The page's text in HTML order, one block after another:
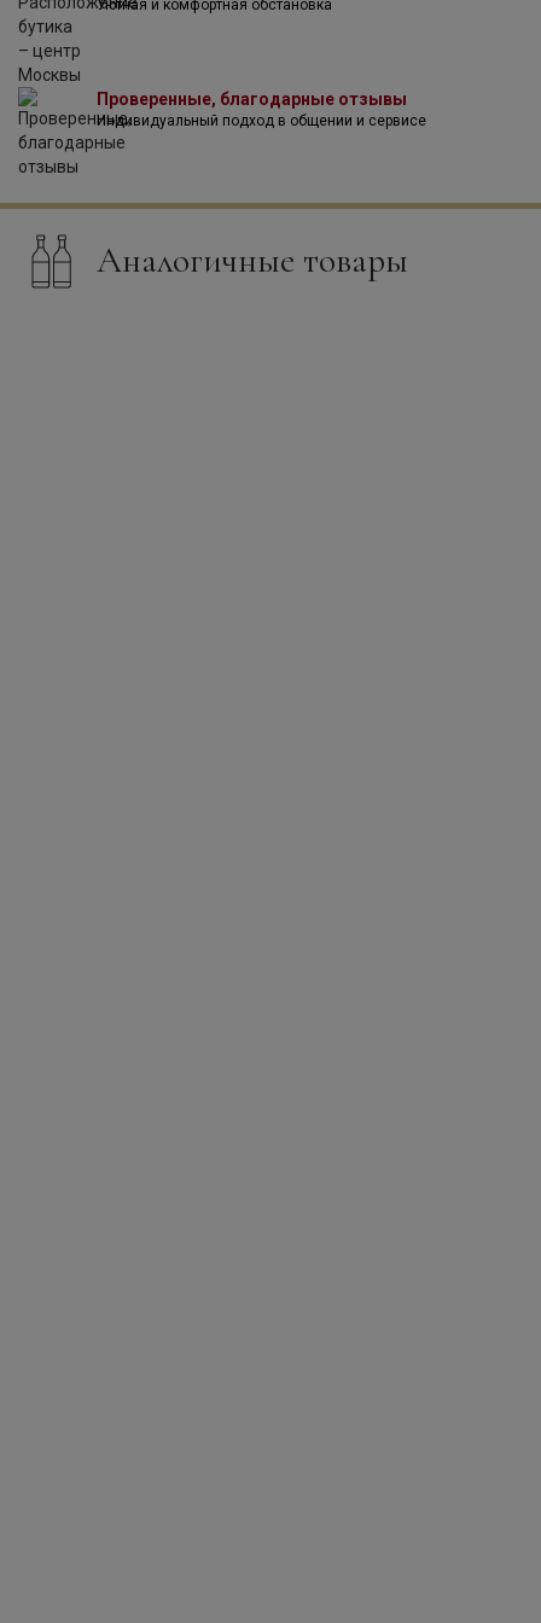
история.Уютная и комфортная обстановка
Проверенные, благодарные отзывы
Индивидуальный подход в общении и сервисе
Аналогичные товары